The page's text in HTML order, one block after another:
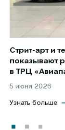
Стрит-арт и
показывают
в ТРЦ
5 июня 2026
Узнать больше